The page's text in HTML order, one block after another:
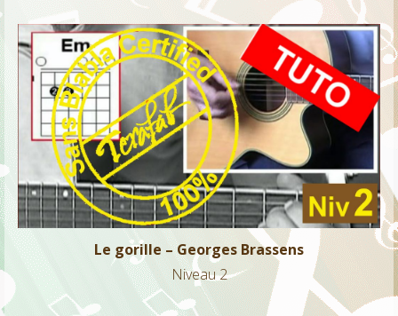
Le gorille – Georges Brassens
Niveau 2
Le gorille – Georges Brassens
Niveau 2